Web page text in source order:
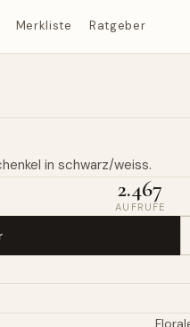
Merkliste Ratgeber
in schwarz/weiss.
2.467
AUFRUFE